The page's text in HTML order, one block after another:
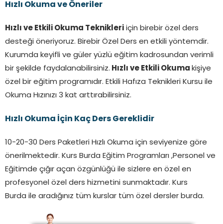
Hızlı Okuma ve Öneriler
Hızlı ve Etkili Okuma Teknikleri için birebir özel ders
desteği öneriyoruz. Birebir Özel Ders en etkili yöntemdir.
Kurumda keyifli ve güler yüzlü eğitim kadrosundan verimli
bir şekilde faydalanabilirsiniz. Hızlı ve Etkili Okuma kişiye
özel bir eğitim programıdır. Etkili Hafıza Teknikleri Kursu ile
Okuma Hızınızı 3 kat arttırabilirsiniz.
Hızlı Okuma İçin Kaç Ders Gereklidir
10-20-30 Ders Paketleri Hızlı Okuma için seviyenize göre
önerilmektedir. Kurs Burda Eğitim Programları ,Personel ve
Eğitimde çığır açan özgünlüğü ile sizlere en özel en
profesyonel özel ders hizmetini sunmaktadır. Kurs
Burda ile aradığınız tüm kurslar tüm özel dersler burda.